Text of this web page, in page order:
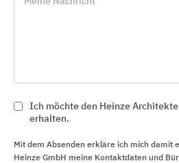
Qualität „Made in Germany“.
Anwendungsbereichen, wie
Beschichtungen mit
Mitarbeiter von DÖRKEN
Ich möchte den Heinze
erhalten.
Mit dem Absenden erkläre ich mich damit
Heinze GmbH meine Kontaktdaten und